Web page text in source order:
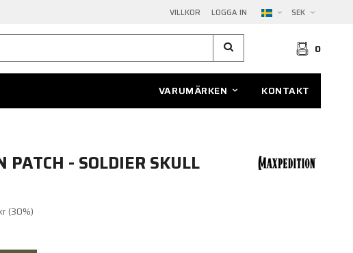
VILLKOR LOGGA IN SEK
0
VARUMÄRKEN KONTAKT
PATCH - SOLDIER SKULL
(30%)